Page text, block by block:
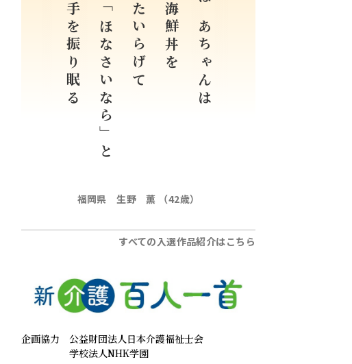
ばあちゃんは
海鮮丼を
たいらげて
「ほなさいなら」と
手を振り眠る
福岡県 生野 薫 （42歳）
すべての入選作品紹介はこちら
企画協力
公益財団法人日本介護福祉士会
学校法人NHK学園